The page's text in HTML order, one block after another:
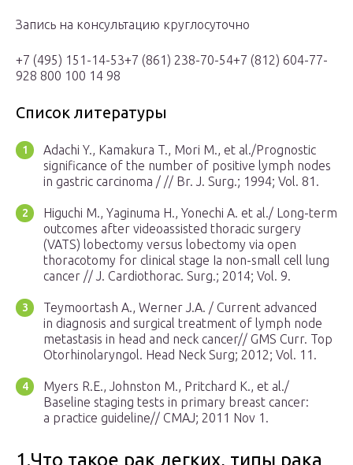
Запись на консультацию круглосуточно
+7 (495) 151-14-53+7 (861) 238-70-54+7 (812) 604-77-
928 800 100 14 98
Список литературы
Adachi Y., Kamakura T., Mori M., et al./Prognostic
significance of the number of positive lymph nodes
in gastric carcinoma / // Br. J. Surg.; 1994; Vol. 81.
Higuchi M., Yaginuma H., Yonechi A. et al./ Long-term
outcomes after videoassisted thoracic surgery
(VATS) lobectomy versus lobectomy via open
thoracotomy for clinical stage Ia non-small cell lung
cancer // J. Cardiothorac. Surg.; 2014; Vol. 9.
Teymoortash A., Werner J.A. / Current advanced
in diagnosis and surgical treatment of lymph node
metastasis in head and neck cancer// GMS Curr. Top
Otorhinolaryngol. Head Neck Surg; 2012; Vol. 11.
Myers R.E., Johnston M., Pritchard K., et al./
Baseline staging tests in primary breast cancer:
a practice guideline// CMAJ; 2011 Nov 1.
1.Что такое рак легких, типы рака